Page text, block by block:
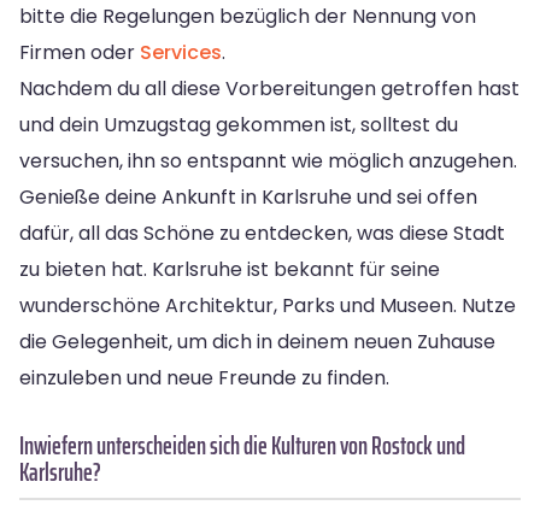
bitte die Regelungen bezüglich der Nennung von
Firmen oder Services.
Nachdem du all diese Vorbereitungen getroffen hast
und dein Umzugstag gekommen ist, solltest du
versuchen, ihn so entspannt wie möglich anzugehen.
Genieße deine Ankunft in Karlsruhe und sei offen
dafür, all das Schöne zu entdecken, was diese Stadt
zu bieten hat. Karlsruhe ist bekannt für seine
wunderschöne Architektur, Parks und Museen. Nutze
die Gelegenheit, um dich in deinem neuen Zuhause
einzuleben und neue Freunde zu finden.
Inwiefern unterscheiden sich die Kulturen von Rostock und
Karlsruhe?